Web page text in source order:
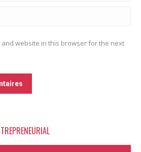
and website in this browser for the next